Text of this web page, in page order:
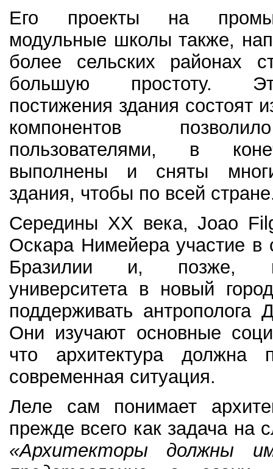
Его проекты на
модульные школы также,
более сельских районах
большую простоту.
постижения здания состоят
компонентов
пользователями, в
выполнены и сняты
здания, чтобы по всей
Середины ХХ века, Joao
Оскара Нимейера участие в
Бразилии и, позже,
университета в новый
поддерживать антрополога
Они изучают основные
что архитектура должна
современная ситуация.
Леле сам понимает
прежде всего как задача на
«Архитекторы должны